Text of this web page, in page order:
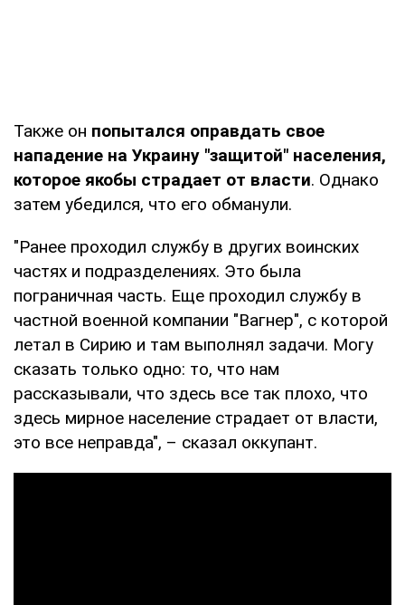
Также он попытался оправдать свое
нападение на Украину "защитой" населения,
которое якобы страдает от власти. Однако
затем убедился, что его обманули.
"Ранее проходил службу в других воинских
частях и подразделениях. Это была
пограничная часть. Еще проходил службу в
частной военной компании "Вагнер", с которой
летал в Сирию и там выполнял задачи. Могу
сказать только одно: то, что нам
рассказывали, что здесь все так плохо, что
здесь мирное население страдает от власти,
это все неправда", – сказал оккупант.